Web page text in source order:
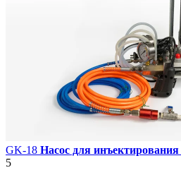
GK-18 Насос для
5